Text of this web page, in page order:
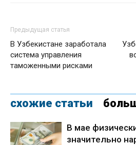
Предыдущая статья
В Узбекистане заработала
система управления
таможенными рисками
схожие статьи
В мае
значительно